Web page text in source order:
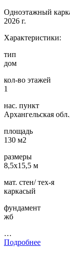
Одноэтажный
2026 г.
Характеристики:
тип
дом
кол-во этажей
1
нас. пункт
Архангельская
площадь
130 м2
размеры
8,5х15,5 м
мат. стен/ тех-я
каркасый
фундамент
жб
…
Подробнее